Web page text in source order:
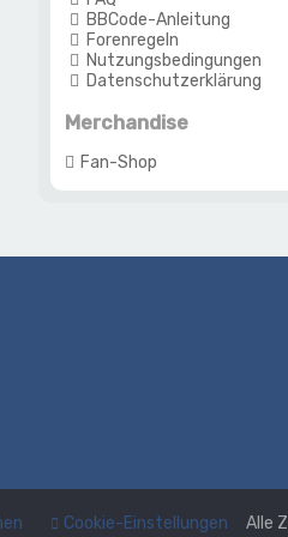
BBCode-Anleitung
Forenregeln
Nutzungsbedingungen
Datenschutzerklärung
Merchandise
Fan-Shop
Alle
Cookie-Einstellungen